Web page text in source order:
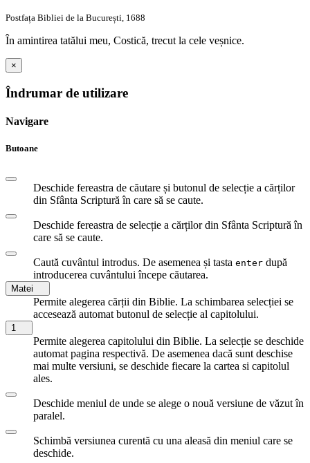
Postfața Bibliei de la București, 1688
În amintirea tatălui meu, Costică, trecut la cele veșnice.
×
Îndrumar de utilizare
Navigare
Butoane
Deschide fereastra de căutare și butonul de selecție a cărților
din Sfânta Scriptură în care să se caute.
Deschide fereastra de selecție a cărților din Sfânta Scriptură în
care să se caute.
Caută cuvântul introdus. De asemenea și tasta enter după
introducerea cuvântului începe căutarea.
Matei
Permite alegerea cărții din Biblie. La schimbarea selecției se
accesează automat butonul de selecție al capitolului.
1
Permite alegerea capitolului din Biblie. La selecție se deschide
automat pagina respectivă. De asemenea dacă sunt deschise
mai multe versiuni, se deschide fiecare la cartea si capitolul
ales.
Deschide meniul de unde se alege o nouă versiune de văzut în
paralel.
Schimbă versiunea curentă cu una aleasă din meniul care se
deschide.